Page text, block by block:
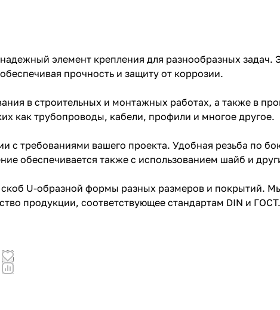
элемент крепления для разнообразных задач.
прочность и защиту от коррозии.
в строительных и монтажных работах, а также в
как трубопроводы, кабели, профили и многое другое.
требованиями вашего проекта. Удобная резьба по
обеспечивается также с использованием шайб и
U-образной формы разных размеров и покрытий.
продукции, соответствующее стандартам DIN и ГОСТ.